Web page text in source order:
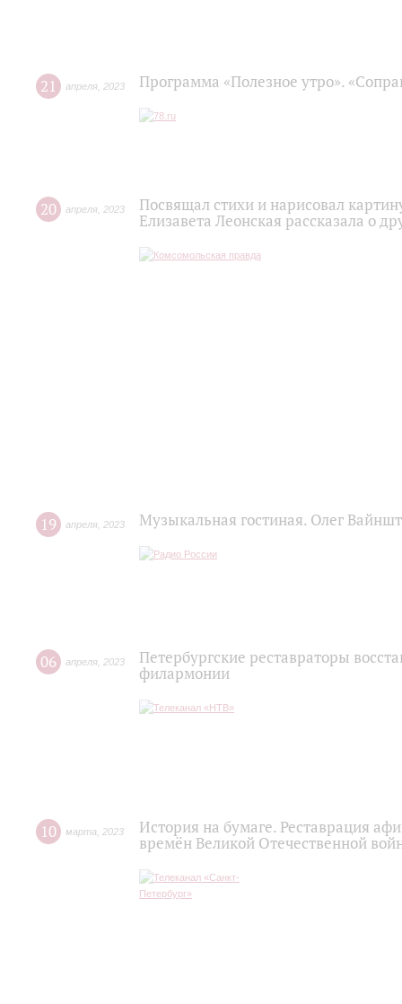
21 апреля 2023 Программа «Полезное утро».
20 апреля 2023
Посвящал стихи и нарисовал
Елизавета Леонская рассказала о
19 апреля 2023 Музыкальная гостиная. Олег
06 апреля 2023
Петербургские реставраторы
филармонии
10 марта 2023
История на бумаге. Реставрация
времён Великой Отечественной